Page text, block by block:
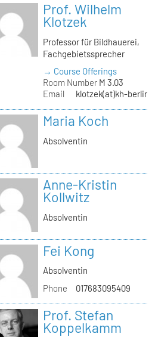
Prof. Wilhelm
Klotzek
Professor für Bildhauerei,
Fachgebietssprecher
→ Course Offerings
Room NumberM 3.03
Email
klotzek(at)kh-
Maria Koch
Absolventin
Anne-Kristin
Kollwitz
Absolventin
Fei Kong
Absolventin
Phone
017683095409
Prof. Stefan
Koppelkamm